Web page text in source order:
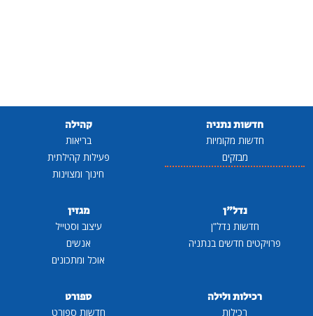
חדשות נתניה
חדשות מקומיות
מבזקים
קהילה
בריאות
פעילות קהילתית
חינוך ומצוינות
נדל"ן
חדשות נדל"ן
פרויקטים חדשים בנתניה
מגזין
עיצוב וסטייל
אנשים
אוכל ומתכונים
רכילות ולילה
רכילות
ספורט
חדשות ספורט